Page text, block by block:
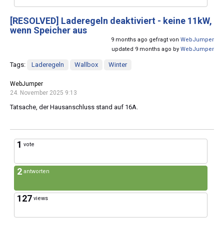
[RESOLVED] Laderegeln deaktiviert - keine 11kW,
wenn Speicher aus
9 months ago gefragt von WebJumper
updated 9 months ago by WebJumper
Tags: Laderegeln Wallbox Winter
WebJumper
24. November 2025 9:13
Tatsache, der Hausanschluss stand auf 16A.
1 vote
2 antworten
127 views